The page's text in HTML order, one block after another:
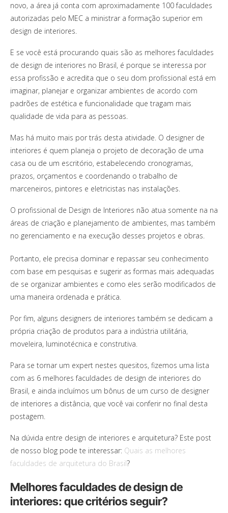
novo, a área já conta com aproximadamente 100 faculdades
autorizadas pelo MEC a ministrar a formação superior em
design de interiores.
E se você está procurando quais são as melhores faculdades
de design de interiores no Brasil, é porque se interessa por
essa profissão e acredita que o seu dom profissional está em
imaginar, planejar e organizar ambientes de acordo com
padrões de estética e funcionalidade que tragam mais
qualidade de vida para as pessoas.
Mas há muito mais por trás desta atividade. O designer de
interiores é quem planeja o projeto de decoração de uma
casa ou de um escritório, estabelecendo cronogramas,
prazos, orçamentos e coordenando o trabalho de
marceneiros, pintores e eletricistas nas instalações.
O profissional de Design de Interiores não atua somente na na
áreas de criação e planejamento de ambientes, mas também
no gerenciamento e na execução desses projetos e obras.
Portanto, ele precisa dominar e repassar seu conhecimento
com base em pesquisas e sugerir as formas mais adequadas
de se organizar ambientes e como eles serão modificados de
uma maneira ordenada e prática.
Por fim, alguns designers de interiores também se dedicam a
própria criação de produtos para a indústria utilitária,
moveleira, luminotécnica e construtiva.
Para se tornar um expert nestes quesitos, fizemos uma lista
com as 6 melhores faculdades de design de interiores do
Brasil, e ainda incluímos um bônus de um curso de designer
de interiores a distância, que você vai conferir no final desta
postagem.
Na dúvida entre design de interiores e arquitetura? Este post
de nosso blog pode te interessar: Quais as melhores
faculdades de arquitetura do Brasil?
Melhores faculdades de design de
interiores: que critérios seguir?